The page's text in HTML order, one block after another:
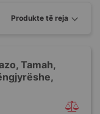
Tamah,